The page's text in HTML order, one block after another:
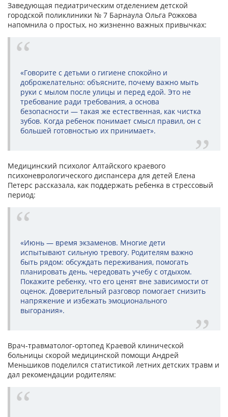
Заведующая педиатрическим отделением детской
городской поликлиники № 7 Барнаула Ольга Рожкова
напомнила о простых, но жизненно важных привычках:
«Говорите с детьми о гигиене спокойно и
доброжелательно: объясните, почему важно мыть
руки с мылом после улицы и перед едой. Это не
требование ради требования, а основа
безопасности — такая же естественная, как чистка
зубов. Когда ребенок понимает смысл правил, он с
большей готовностью их принимает».
Медицинский психолог Алтайского краевого
психоневрологического диспансера для детей Елена
Петерс рассказала, как поддержать ребенка в стрессовый
период:
«Июнь — время экзаменов. Многие дети
испытывают сильную тревогу. Родителям важно
быть рядом: обсуждать переживания, помогать
планировать день, чередовать учебу с отдыхом.
Покажите ребенку, что его ценят вне зависимости от
оценок. Доверительный разговор помогает снизить
напряжение и избежать эмоционального
выгорания».
Врач‑травматолог‑ортопед Краевой клинической
больницы скорой медицинской помощи Андрей
Меньшиков поделился статистикой летних детских травм и
дал рекомендации родителям: